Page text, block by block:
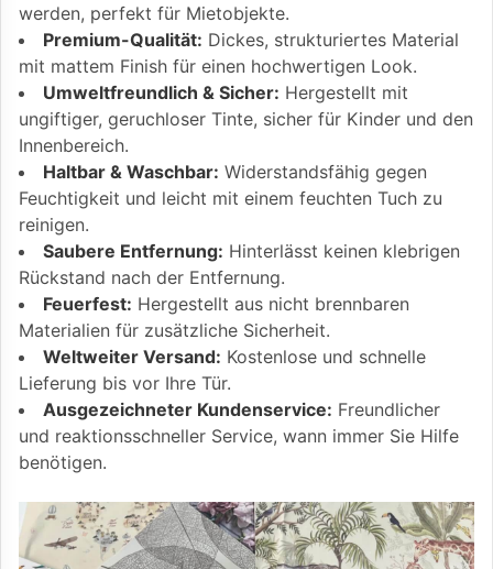
werden, perfekt für Mietobjekte.
Premium-Qualität: Dickes, strukturiertes Material
mit mattem Finish für einen hochwertigen Look.
Umweltfreundlich & Sicher: Hergestellt mit
ungiftiger, geruchloser Tinte, sicher für Kinder und den
Innenbereich.
Haltbar & Waschbar: Widerstandsfähig gegen
Feuchtigkeit und leicht mit einem feuchten Tuch zu
reinigen.
Saubere Entfernung: Hinterlässt keinen klebrigen
Rückstand nach der Entfernung.
Feuerfest: Hergestellt aus nicht brennbaren
Materialien für zusätzliche Sicherheit.
Weltweiter Versand: Kostenlose und schnelle
Lieferung bis vor Ihre Tür.
Ausgezeichneter Kundenservice: Freundlicher
und reaktionsschneller Service, wann immer Sie Hilfe
benötigen.